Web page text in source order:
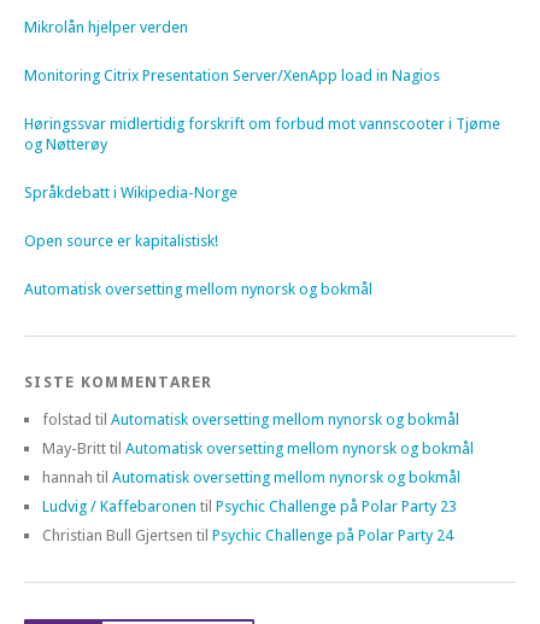
Mikrolån hjelper verden
Monitoring Citrix Presentation Server/XenApp load in Nagios
Høringssvar midlertidig forskrift om forbud mot vannscooter i Tjøme
og Nøtterøy
Språkdebatt i Wikipedia-Norge
Open source er kapitalistisk!
Automatisk oversetting mellom nynorsk og bokmål
SISTE KOMMENTARER
folstad til Automatisk oversetting mellom nynorsk og bokmål
May-Britt til Automatisk oversetting mellom nynorsk og bokmål
hannah til Automatisk oversetting mellom nynorsk og bokmål
Ludvig / Kaffebaronen til Psychic Challenge på Polar Party 23
Christian Bull Gjertsen til Psychic Challenge på Polar Party 24